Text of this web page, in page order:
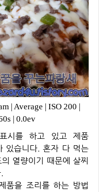
| Average ISO 200
0.0ev
습니다. 혼자 다 먹는
열량이기 때문에 살찌